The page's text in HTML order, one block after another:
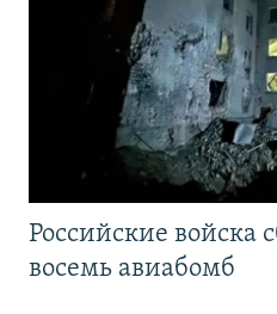
Российские войска
восемь авиабомб